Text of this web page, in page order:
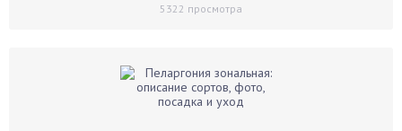
5322 просмотра